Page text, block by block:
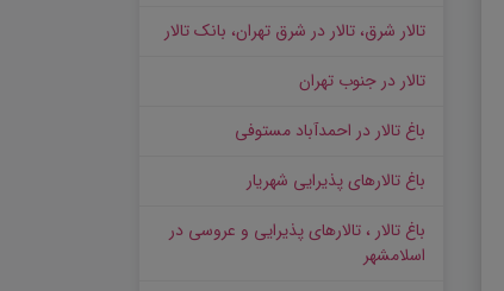
تالار شرق، تالار در شرق تهران، بانک تالار
تالار در جنوب تهران
باغ تالار در احمدآباد مستوفی
باغ تالارهای پذیرایی شهریار
باغ تالار ، تالارهای پذیرایی و عروسی در
اسلامشهر